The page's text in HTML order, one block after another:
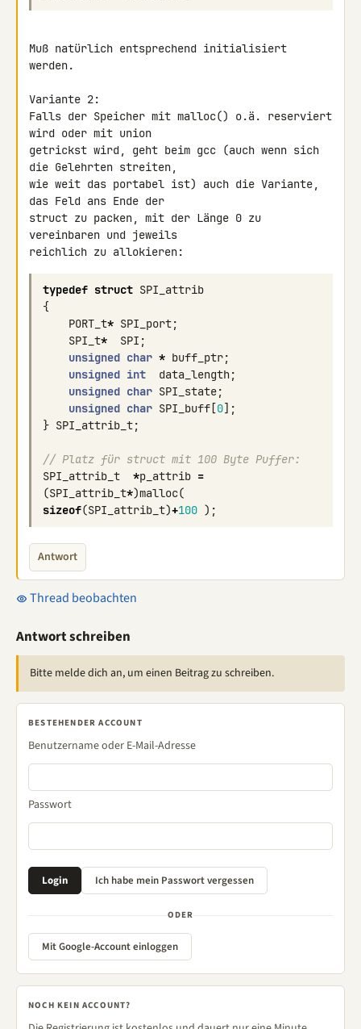
Muß natürlich entsprechend initialisiert
werden.
Variante 2:
Falls der Speicher mit malloc() o.ä. reserviert
wird oder mit union
getrickst wird, geht beim gcc (auch wenn sich
die Gelehrten streiten,
wie weit das portabel ist) auch die Variante,
das Feld ans Ende der
struct zu packen, mit der Länge 0 zu
vereinbaren und jeweils
reichlich zu allokieren:
typedef struct SPI_attrib
{
PORT_t* SPI_port;
SPI_t* SPI ;
unsigned char * buff_ptr;
unsigned int data_length;
unsigned char SPI_state;
unsigned char SPI_buff [0];
} SPI_attrib_t;
// Platz für struct mit 100 Byte Puffer:
SPI_attrib_t
*p_attrib =
(SPI_attrib_t*)malloc(
sizeof(SPI_attrib_t)+100 );
Antwort
Thread beobachten
Antwort schreiben
Bitte melde dich an, um einen Beitrag zu schreiben.
BESTEHENDER ACCOUNT
Benutzername oder E-Mail-Adresse
Passwort
ODER
Mit Google-Account einloggen
NOCH KEIN ACCOUNT?